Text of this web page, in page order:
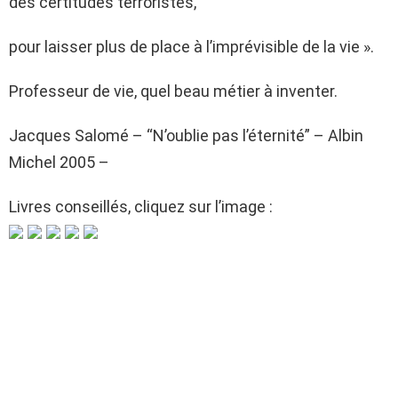
pour laisser plus de place à l’imprévisible de la vie ».
Professeur de vie, quel beau métier à inventer.
Jacques Salomé – “N’oublie pas l’éternité” – Albin
Michel 2005 –
Livres conseillés, cliquez sur l’image :